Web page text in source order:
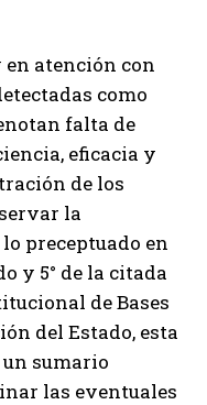
atención con
como
falta de
eficacia y
de los
la
preceptuado en
y 5° de la citada
de Bases
del Estado, esta
sumario
las eventuales